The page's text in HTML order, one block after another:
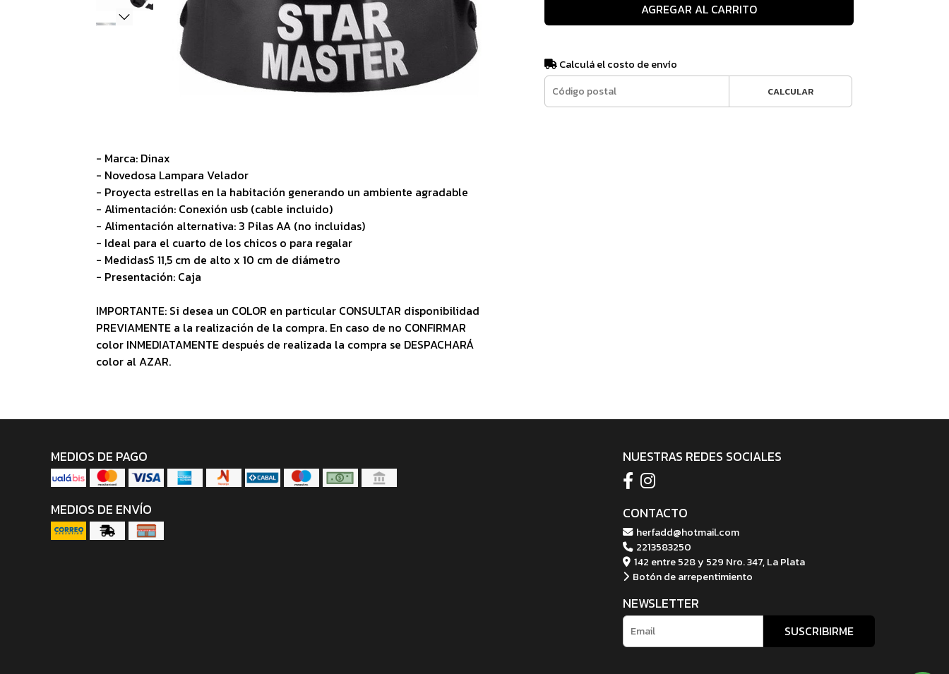
- Marca: Dinax
- Novedosa Lampara Velador
- Proyecta estrellas en la habitación generando un ambiente agradable
- Alimentación: Conexión usb (cable incluido)
- Alimentación alternativa: 3 Pilas AA (no incluidas)
- Ideal para el cuarto de los chicos o para regalar
- MedidasS 11,5 cm de alto x 10 cm de diámetro
- Presentación: Caja
IMPORTANTE: Si desea un COLOR en particular CONSULTAR disponibilidad
PREVIAMENTE a la realización de la compra. En caso de no CONFIRMAR
color INMEDIATAMENTE después de realizada la compra se DESPACHARÁ
color al AZAR.
AGREGAR AL CARRITO
Calculá el costo de envío
CALCULAR
MEDIOS DE PAGO
MEDIOS DE ENVÍO
NUESTRAS REDES SOCIALES
CONTACTO
herfadd@hotmail.com
2213583250
142 entre 528 y 529 Nro. 347, La Plata
Botón de arrepentimiento
NEWSLETTER
SUSCRIBIRME